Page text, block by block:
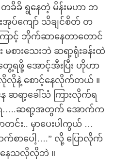
း တခိခိ ရွနေတဲ့ မိန်းမဟာ ဘ
ပ်ကျော် သိချင်စိတ် တ
ြောင့် ဘိုက်ဆာနေတာတောင်
စားသေးဘဲ ဆရာ့ရုံးခန်းထဲ
ဖို့ အောင့်အီးပြီး ဟိုဟာ
နဲ့ စောင့်နေလိုက်တယ် ။
ေ ဆရာ့ခေါ်သံ ကြားလိုက်ရ
ေ…..ဆရာ့အတွက် အောက်က
င်း.. မှာပေးပါကွယ် …
ာပေါ့….” လို့ ပြောလိုက်
ေသလိုလိုဘဲ ။